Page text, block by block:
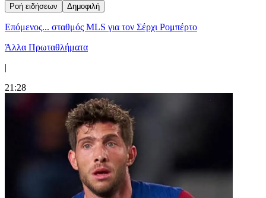
Ροή ειδήσεων Δημοφιλή
Επόμενος... σταθμός MLS για τον Σέρχι Ρομπέρτο
Άλλα Πρωταθλήματα
|
21:28